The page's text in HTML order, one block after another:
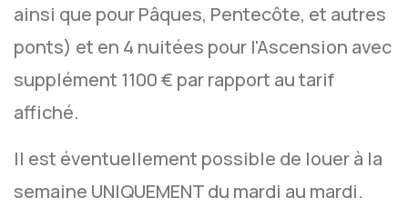
ainsi que pour Pâques, Pentecôte, et autres
ponts) et en 4 nuitées pour l'Ascension avec
supplément 1100 € par rapport au tarif
affiché.
Il est éventuellement possible de louer à la
semaine UNIQUEMENT du mardi au mardi.